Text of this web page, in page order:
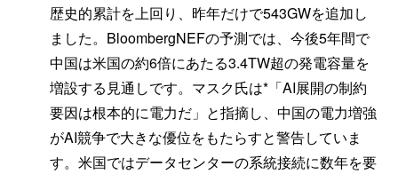
歴史的累計を上回り、昨年だけで543GWを追加し
ました。BloombergNEFの予測では、今後5年間で
中国は米国の約6倍にあたる3.4TW超の発電容量を
増設する見通しです。マスク氏は*「AI展開の制約
要因は根本的に電力だ」と指摘し、中国の電力増強
がAI競争で大きな優位をもたらすと警告していま
す。米国ではデータセンターの系統接続に数年を要